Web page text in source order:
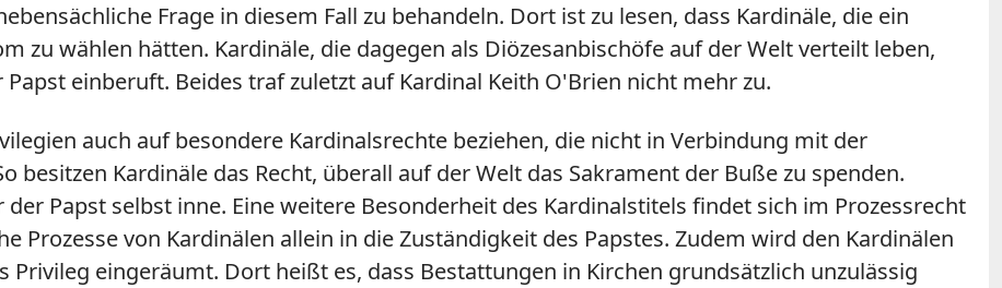
Frage in diesem Fall zu behandeln. Dort ist zu lesen, dass Kardinäle, die ein
zu wählen hätten. Kardinäle, die dagegen als Diözesanbischöfe auf der Welt verteilt leben,
einberuft. Beides traf zuletzt auf Kardinal Keith O'Brien nicht mehr zu.
auch auf besondere Kardinalsrechte beziehen, die nicht in Verbindung mit der
besitzen Kardinäle das Recht, überall auf der Welt das Sakrament der Buße zu spenden.
der Papst selbst inne. Eine weitere Besonderheit des Kardinalstitels findet sich im Prozessrecht
Prozesse von Kardinälen allein in die Zuständigkeit des Papstes. Zudem wird den Kardinälen
Privileg eingeräumt. Dort heißt es, dass Bestattungen in Kirchen grundsätzlich unzulässig